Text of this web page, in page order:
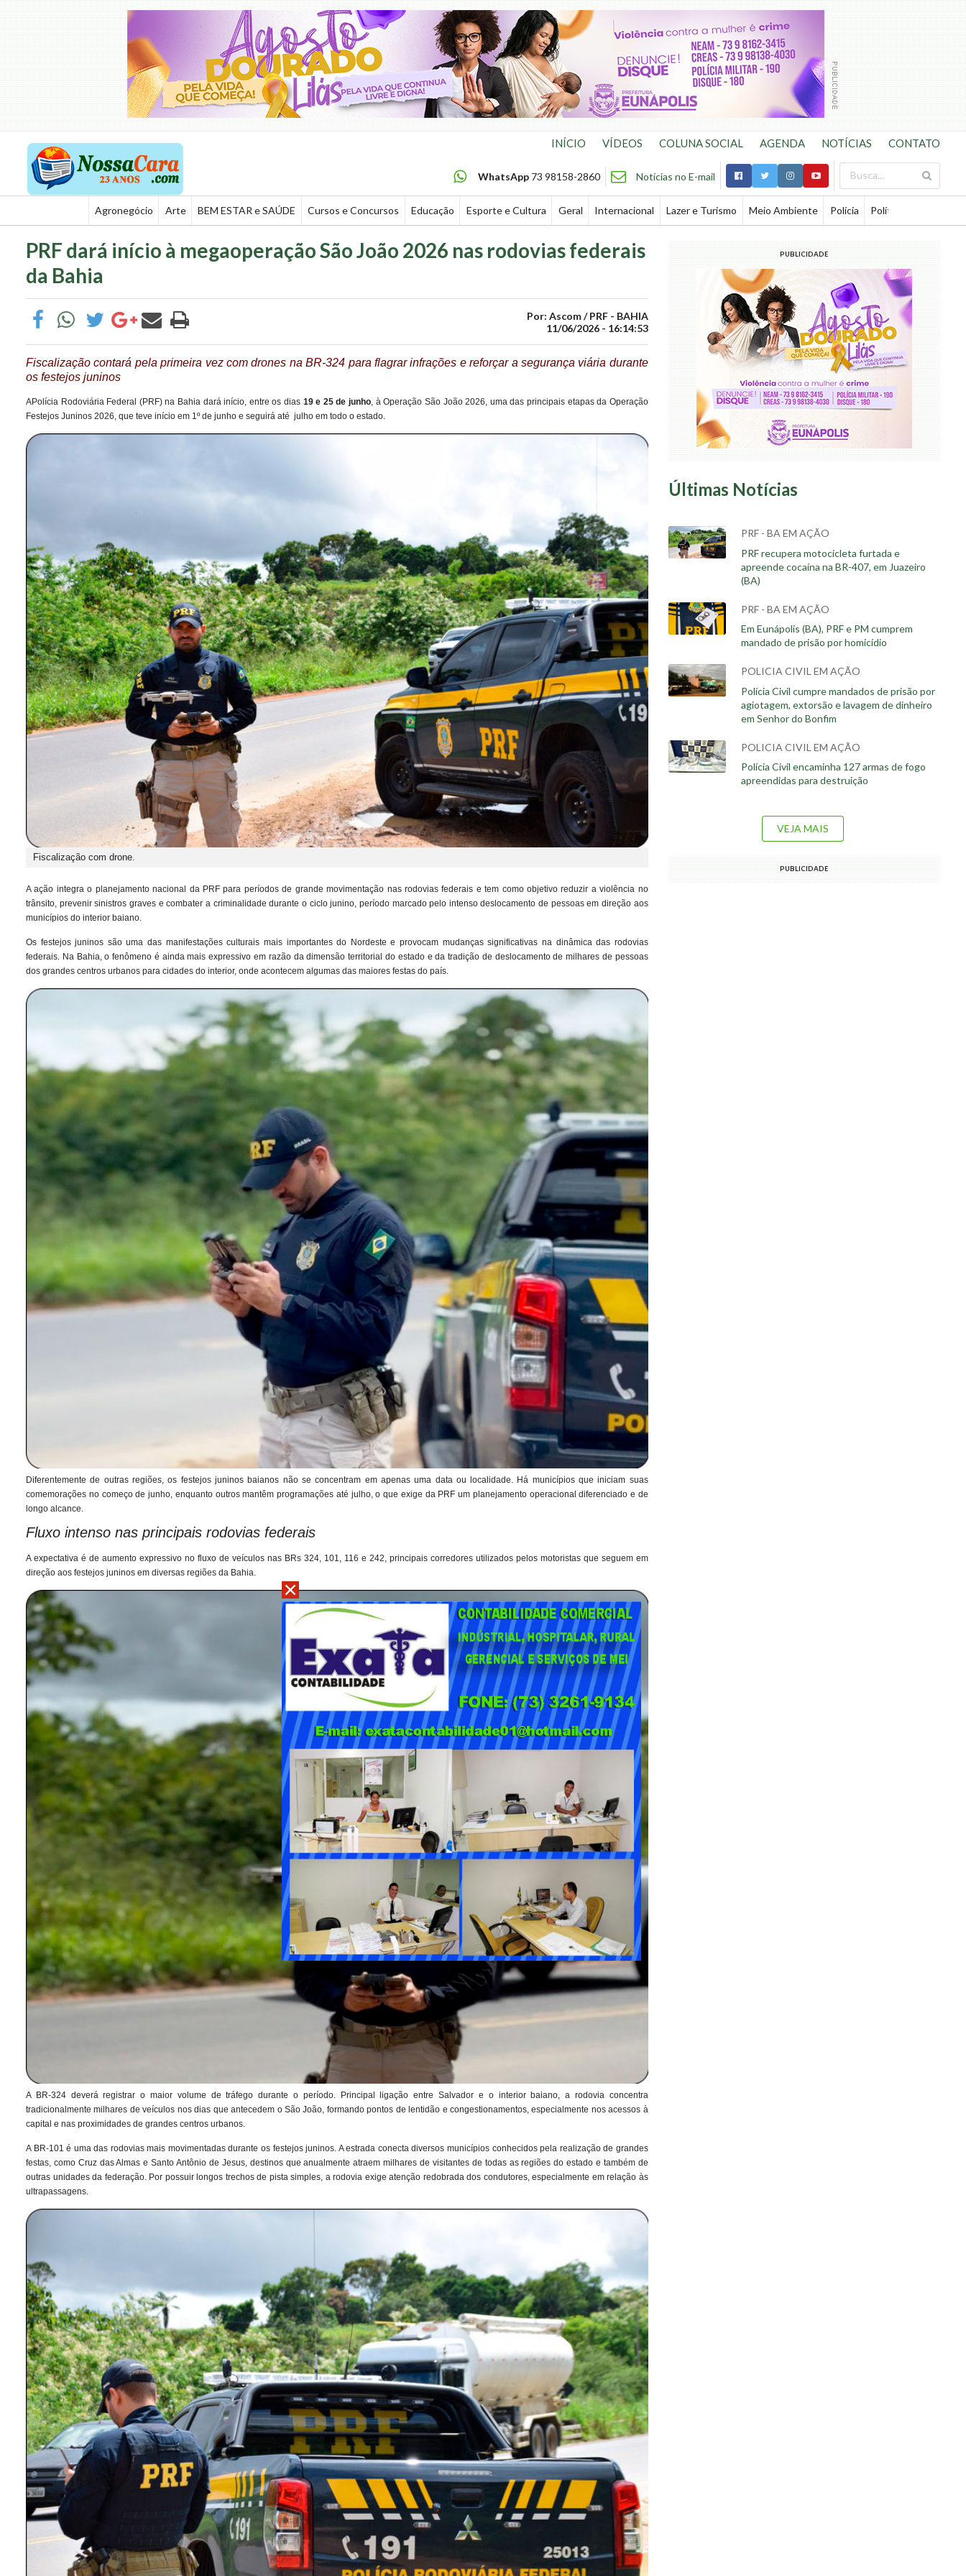
INÍCIO VÍDEOS COLUNA SOCIAL AGENDA NOTÍCIAS CONTATO
WhatsApp 73 98158-2860 Notícias no E-mail
Agronegócio Arte BEM ESTAR e SAÚDE Cursos e Concursos Educação Esporte e Cultura Geral Internacional Lazer e Turismo Meio Ambiente Polícia Política
PRF dará início à megaoperação São João 2026 nas rodovias federais
da Bahia
Por: Ascom / PRF - BAHIA
11/06/2026 - 16:14:53
Fiscalização contará pela primeira vez com drones na BR-324 para flagrar infrações e reforçar a segurança viária durante
os festejos juninos
APolícia Rodoviária Federal (PRF) na Bahia dará início, entre os dias 19 e 25 de junho, à Operação São João 2026, uma das principais etapas da Operação
Festejos Juninos 2026, que teve início em 1º de junho e seguirá até julho em todo o estado.
Fiscalização com drone.
A ação integra o planejamento nacional da PRF para períodos de grande movimentação nas rodovias federais e tem como objetivo reduzir a violência no
trânsito, prevenir sinistros graves e combater a criminalidade durante o ciclo junino, período marcado pelo intenso deslocamento de pessoas em direção aos
municípios do interior baiano.
Os festejos juninos são uma das manifestações culturais mais importantes do Nordeste e provocam mudanças significativas na dinâmica das rodovias
federais. Na Bahia, o fenômeno é ainda mais expressivo em razão da dimensão territorial do estado e da tradição de deslocamento de milhares de pessoas
dos grandes centros urbanos para cidades do interior, onde acontecem algumas das maiores festas do país.
Diferentemente de outras regiões, os festejos juninos baianos não se concentram em apenas uma data ou localidade. Há municípios que iniciam suas
comemorações no começo de junho, enquanto outros mantêm programações até julho, o que exige da PRF um planejamento operacional diferenciado e de
longo alcance.
Fluxo intenso nas principais rodovias federais
A expectativa é de aumento expressivo no fluxo de veículos nas BRs 324, 101, 116 e 242, principais corredores utilizados pelos motoristas que seguem em
direção aos festejos juninos em diversas regiões da Bahia.
A BR-324 deverá registrar o maior volume de tráfego durante o período. Principal ligação entre Salvador e o interior baiano, a rodovia concentra
tradicionalmente milhares de veículos nos dias que antecedem o São João, formando pontos de lentidão e congestionamentos, especialmente nos acessos à
capital e nas proximidades de grandes centros urbanos.
A BR-101 é uma das rodovias mais movimentadas durante os festejos juninos. A estrada conecta diversos municípios conhecidos pela realização de grandes
festas, como Cruz das Almas e Santo Antônio de Jesus, destinos que anualmente atraem milhares de visitantes de todas as regiões do estado e também de
outras unidades da federação. Por possuir longos trechos de pista simples, a rodovia exige atenção redobrada dos condutores, especialmente em relação às
ultrapassagens.
PUBLICIDADE
Últimas Notícias
PRF - BA EM AÇÃO
PRF recupera motocicleta furtada e
apreende cocaína na BR-407, em Juazeiro
(BA)
PRF - BA EM AÇÃO
Em Eunápolis (BA), PRF e PM cumprem
mandado de prisão por homicídio
POLICIA CIVIL EM AÇÃO
Polícia Civil cumpre mandados de prisão por
agiotagem, extorsão e lavagem de dinheiro
em Senhor do Bonfim
POLICIA CIVIL EM AÇÃO
Polícia Civil encaminha 127 armas de fogo
apreendidas para destruição
VEJA MAIS
PUBLICIDADE